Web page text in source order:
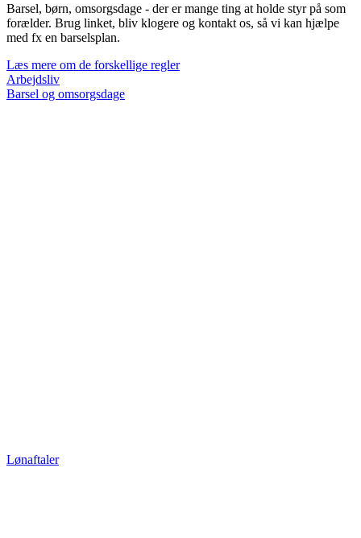
Barsel, børn, omsorgsdage - der er mange ting at holde styr på som
forælder. Brug linket, bliv klogere og kontakt os, så vi kan hjælpe
med fx en barselsplan.
Læs mere om de forskellige regler
Arbejdsliv
Barsel og omsorgsdage
Lønaftaler